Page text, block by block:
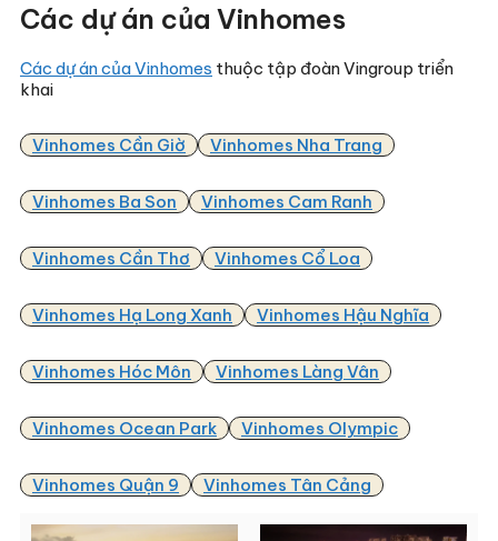
Các dự án của Vinhomes
Các dự án của Vinhomes thuộc tập đoàn Vingroup triển
khai
Vinhomes Cần Giờ Vinhomes Nha Trang
Vinhomes Ba Son Vinhomes Cam Ranh
Vinhomes Cần Thơ Vinhomes Cổ Loa
Vinhomes Hạ Long Xanh Vinhomes Hậu Nghĩa
Vinhomes Hóc Môn Vinhomes Làng Vân
Vinhomes Ocean Park Vinhomes Olympic
Vinhomes Quận 9 Vinhomes Tân Cảng